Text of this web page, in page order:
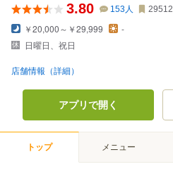
3.80 153人 29512
￥20,000～￥29,999
-
日曜日、祝日
店舗情報（詳細）
アプリで開く
トップ メニュー